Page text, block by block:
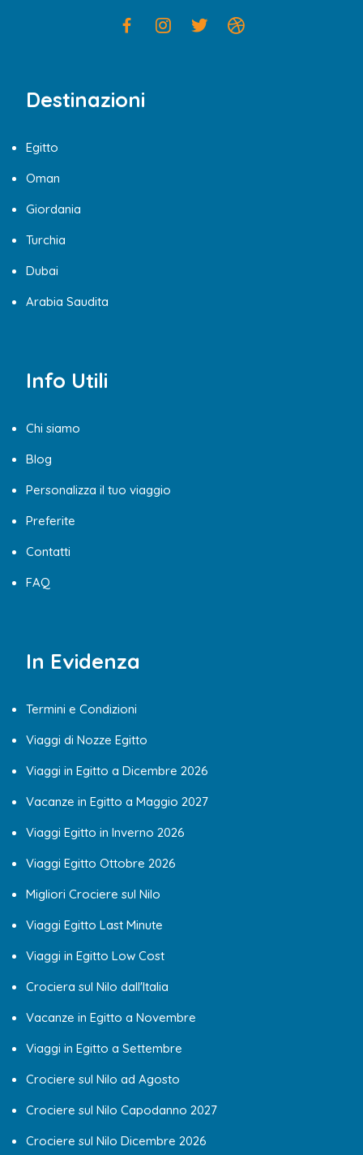
Destinazioni
Egitto
Oman
Giordania
Turchia
Dubai
Arabia Saudita
Info Utili
Chi siamo
Blog
Personalizza il tuo viaggio
Preferite
Contatti
FAQ
In Evidenza
Termini e Condizioni
Viaggi di Nozze Egitto
Viaggi in Egitto a Dicembre 2026
Vacanze in Egitto a Maggio 2027
Viaggi Egitto in Inverno 2026
Viaggi Egitto Ottobre 2026
Migliori Crociere sul Nilo
Viaggi Egitto Last Minute
Viaggi in Egitto Low Cost
Crociera sul Nilo dall'Italia
Vacanze in Egitto a Novembre
Viaggi in Egitto a Settembre
Crociere sul Nilo ad Agosto
Crociere sul Nilo Capodanno 2027
Crociere sul Nilo Dicembre 2026